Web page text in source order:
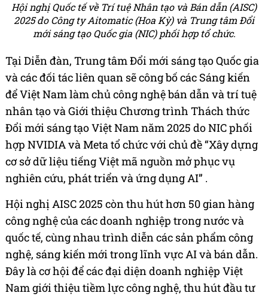
Hội nghị Quốc tế về Trí tuệ Nhân tạo và Bán dẫn (AISC)
2025 do Công ty Aitomatic (Hoa Kỳ) và Trung tâm Đổi
mới sáng tạo Quốc gia (NIC) phối hợp tổ chức.
Tại Diễn đàn, Trung tâm Đổi mới sáng tạo Quốc gia
và các đối tác liên quan sẽ công bố các Sáng kiến
để Việt Nam làm chủ công nghệ bán dẫn và trí tuệ
nhân tạo và Giới thiệu Chương trình Thách thức
Đổi mới sáng tạo Việt Nam năm 2025 do NIC phối
hợp NVIDIA và Meta tổ chức với chủ đề “Xây dựng
cơ sở dữ liệu tiếng Việt mã nguồn mở phục vụ
nghiên cứu, phát triển và ứng dụng AI” .
Hội nghị AISC 2025 còn thu hút hơn 50 gian hàng
công nghệ của các doanh nghiệp trong nước và
quốc tế, cùng nhau trình diễn các sản phẩm công
nghệ, sáng kiến mới trong lĩnh vực AI và bán dẫn.
Đây là cơ hội để các đại diện doanh nghiệp Việt
Nam giới thiệu tiềm lực công nghệ, thu hút đầu tư